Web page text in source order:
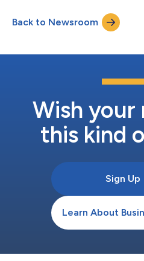
示：「CSG在DISH服務客戶方面
的繼續合作將為我們提供所需的靈
們值得擁有的卓越體驗。」 30年
SaaS平台，DISH可利用其計費、
通訊、媒體與技術總裁Mike
章，隨著客戶對更流暢、更創新體
星以來，CS...
Back to Newsroom
Wish your
this kind
Sign Up
Learn About